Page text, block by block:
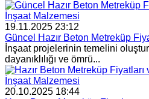
İnşaat Malzemesi
19.11.2025 23:12
Güncel Hazır Beton Metreküp
İnşaat projelerinin temelini
dayanıklılığı ve ömrü...
İnşaat Malzemesi
20.10.2025 18:44